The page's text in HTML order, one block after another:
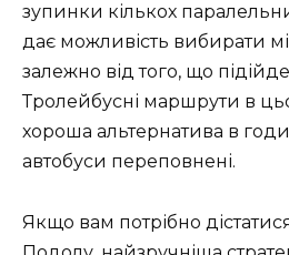
зупинки кількох
дає можливість вибирати
залежно від того, що
Тролейбусні маршрути в
хороша альтернатива в
автобуси переповнені.
Якщо вам потрібно